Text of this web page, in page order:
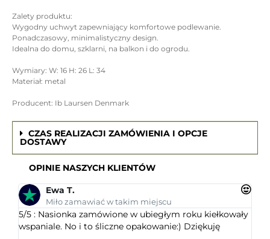
Zalety produktu:
Wygodny uchwyt zapewniający komfortowe podlewanie.
Ponadczasowy, minimalistyczny design.
Idealna do domu, szklarni, na balkon i do ogrodu.
Wymiary: W: 16 H: 26 L: 34
Materiał: metal
Producent: Ib Laursen Denmark
CZAS REALIZACJI ZAMÓWIENIA I OPCJE
DOSTAWY
OPINIE NASZYCH KLIENTÓW
Ewa T.
Miło zamawiać w takim miejscu
5/5 : Nasionka zamówione w ubiegłym roku kiełkowały
wspaniale. No i to śliczne opakowanie:) Dziękuję